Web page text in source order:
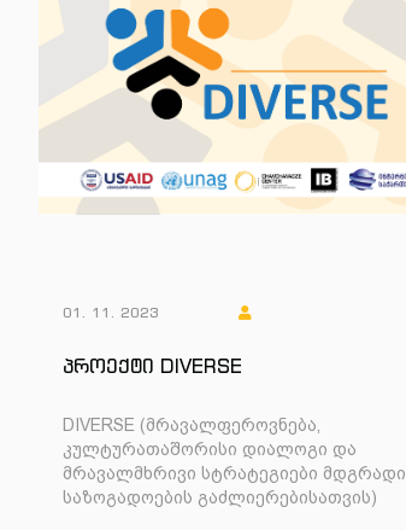
01. 11. 2023
პროექტი DIVERSE
DIVERSE (მრავალფეროვნება,
კულტურათაშორისი დიალოგი და
მრავალმხრივი სტრატეგიები მდგრადი
საზოგადოების გაძლიერებისათვის)